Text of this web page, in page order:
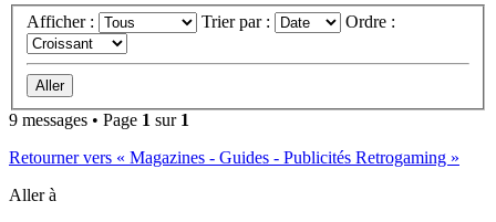
Afficher : Trier par : Ordre :
9 messages • Page 1 sur 1
Retourner vers « Magazines - Guides - Publicités Retrogaming »
Aller à